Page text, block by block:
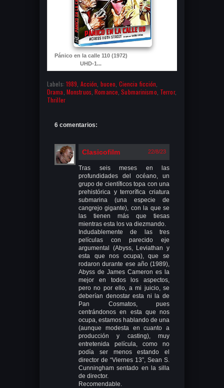
Pánico en la calle 110 (1972)
UHD-1...
Labels: 1989 Acción buceo Ciencia ficción
Drama Monstruos ,Romance ,Submarinismo Terror,
Thriller
6 comentarios:
Clasicofilm 22/8/23
Tras seis meses en las
profundidades del océano, un
grupo de científicos topa con una
prehistórica y terrorífica criatura
submarina (una especie de
cangrejo gigante), con la que se
las tienen más que tiesas
mientras esta los va diezmando.
Indudablemente de las tres
películas con parecido eje
argumental (Abyss, Leviathan y
esta que nos ocupa), que se
rodaron durante ese año (1989),
Abyss de James Cameron es la
mejor en todos los aspectos,
pero no por ello, a mi juicio, se
deberían denostar esta ni la de
Pan Cosmatos, pues
centrándonos en esta que nos
ocupa, estamos hablando de una
(aunque modesta en cuanto a
producción y casting), muy
entretenida película, como no
podía ser menos estando el
director de “Viernes 13”, Sean S.
Cunningham sentado en la silla
de director.
Recomendable.